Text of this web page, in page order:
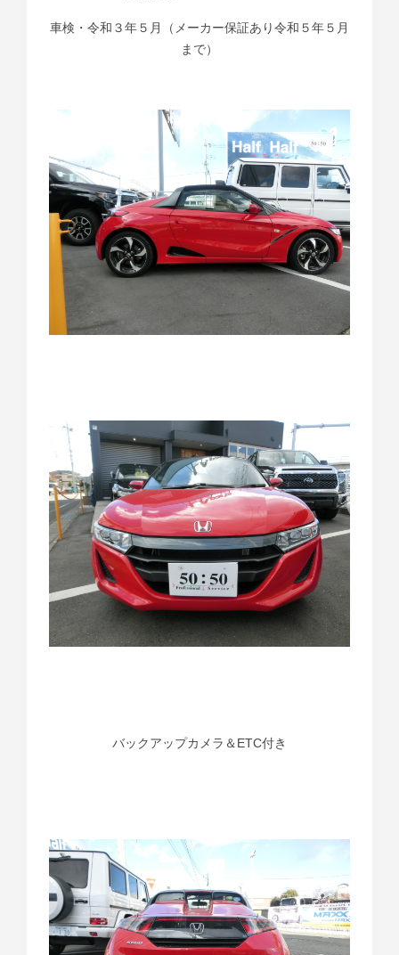
車検・令和３年５月（メーカー保証あり令和５年５月
まで）
バックアップカメラ＆ETC付き